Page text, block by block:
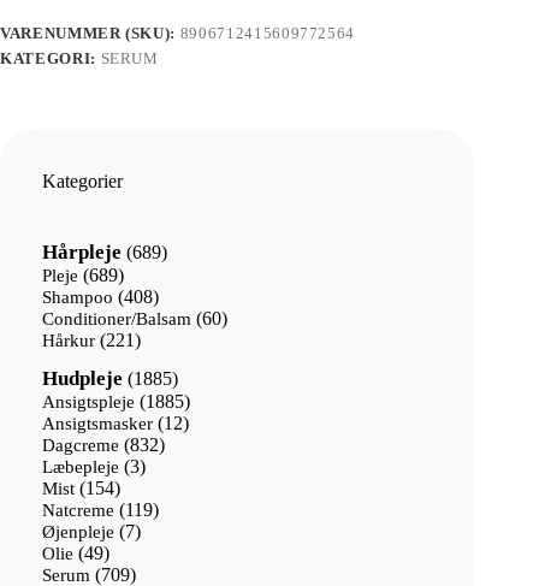
VARENUMMER (SKU): 8906712415609772564
KATEGORI: SERUM
Kategorier
Hårpleje 689689
Pleje 689689
varer
Shampoo 408408
varer
Conditioner/Balsam 6060
Hårkur 221221
Hudpleje 18851885
varer
Ansigtspleje 18851885
varer
Ansigtsmasker 1212
Dagcreme 832832
Læbepleje 33
Mist 154154
varer
Natcreme 119119
Øjenpleje 77
Olie 4949
varer
Serum 709709